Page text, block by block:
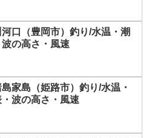
河口（豊岡市）釣り/水温・潮
の高さ・風速
家島（姫路市）釣り/水温・
波の高さ・風速